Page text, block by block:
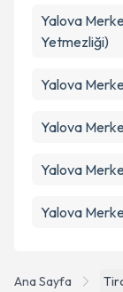
Ana Sayfa
Yalova
Yetmezliği)
Yalova
Yalova
Yalova
Yalova